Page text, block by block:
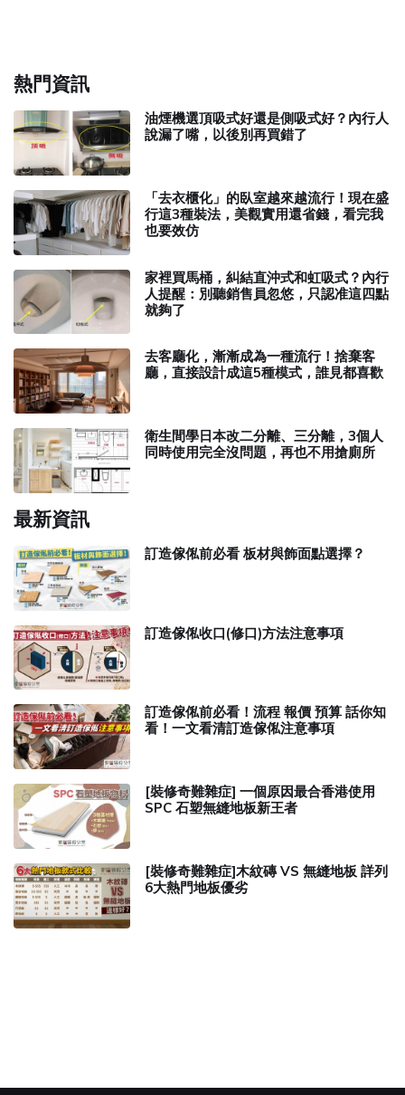
熱門資訊
油煙機選頂吸式好還是側吸式好？內行人
說漏了嘴，以後別再買錯了
「去衣櫃化」的臥室越來越流行！現在盛
行這3種裝法，美觀實用還省錢，看完我
也要效仿
家裡買馬桶，糾結直沖式和虹吸式？內行
人提醒：別聽銷售員忽悠，只認准這四點
就夠了
去客廳化，漸漸成為一種流行！捨棄客
廳，直接設計成這5種模式，誰見都喜歡
衛生間學日本改二分離、三分離，3個人
同時使用完全沒問題，再也不用搶廁所
最新資訊
訂造傢俬前必看 板材與飾面點選擇？
訂造傢俬收口(修口)方法注意事項
訂造傢俬前必看！流程 報價 預算 話你知
看！一文看清訂造傢俬注意事項
[裝修奇難雜症] 一個原因最合香港使用
SPC 石塑無縫地板新王者
[裝修奇難雜症]木紋磚 VS 無縫地板 詳列
6大熱門地板優劣